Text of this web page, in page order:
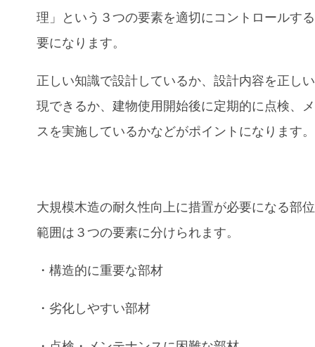
理」という３つの要素を適切にコントロールす
要になります。
正しい知識で設計しているか、設計内容を正し
現できるか、建物使用開始後に定期的に点検、
スを実施しているかなどがポイントになります。
大規模木造の耐久性向上に措置が必要になる部
範囲は３つの要素に分けられます。
・構造的に重要な部材
・劣化しやすい部材